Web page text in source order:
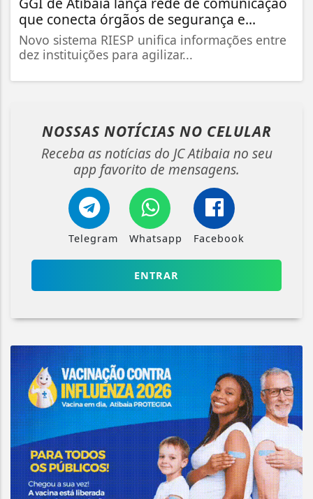
que conecta órgãos de segurança e...
Novo sistema RIESP unifica informações entre
dez instituições para agilizar...
NOSSAS NOTÍCIAS NO CELULAR
Receba as notícias do JC Atibaia no seu
app favorito de mensagens.
Telegram Whatsapp Facebook
ENTRAR